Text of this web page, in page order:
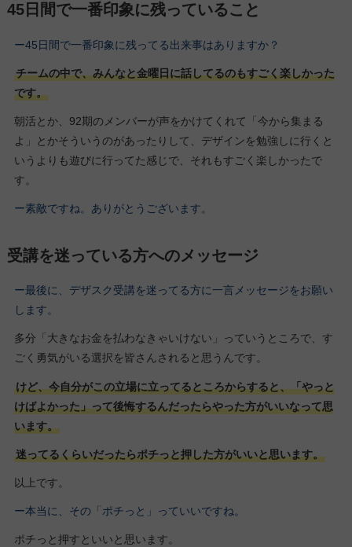
45日間で一番印象に残っていること
ー45日間で一番印象に残ってる出来事はありますか？
チームの中で、みんなと金曜日に話してるのもすごく楽しかった
です。
朝活とか、92期のメンバーが声をかけてくれて「今から集まる
よ」とかそういうのがあったりして、デザインを勉強しに行くと
いうよりも遊びに行ってた感じで、それもすごく楽しかったで
す。
ー素敵ですね。ありがとうございます。
受講を迷っている方へのメッセージ
ー最後に、デザスク受講を迷ってる方に一言メッセージをお願い
します。
多分「大きなお金を払わなきゃいけない」っていうところで、す
ごく勇気がいる選択を皆さんされると思うんです。
けど、今自分がこの立場に立ってるところからすると、「やっと
けばよかった」って後悔するんだったらやった方がいいなって思
います。
迷ってるくらいだったらポチっと押した方がいいと思います。
以上です。
ー本当に、その「ポチっと」っていいですね。
ポチっと押すといいと思います。